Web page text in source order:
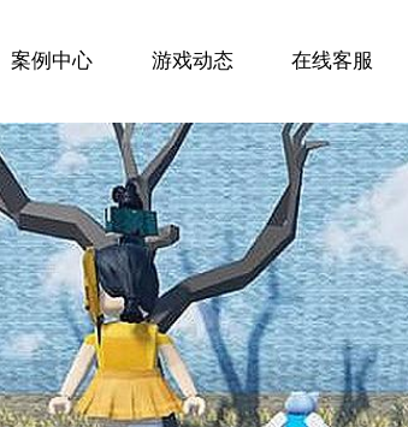
案例中心 游戏动态 在线客服